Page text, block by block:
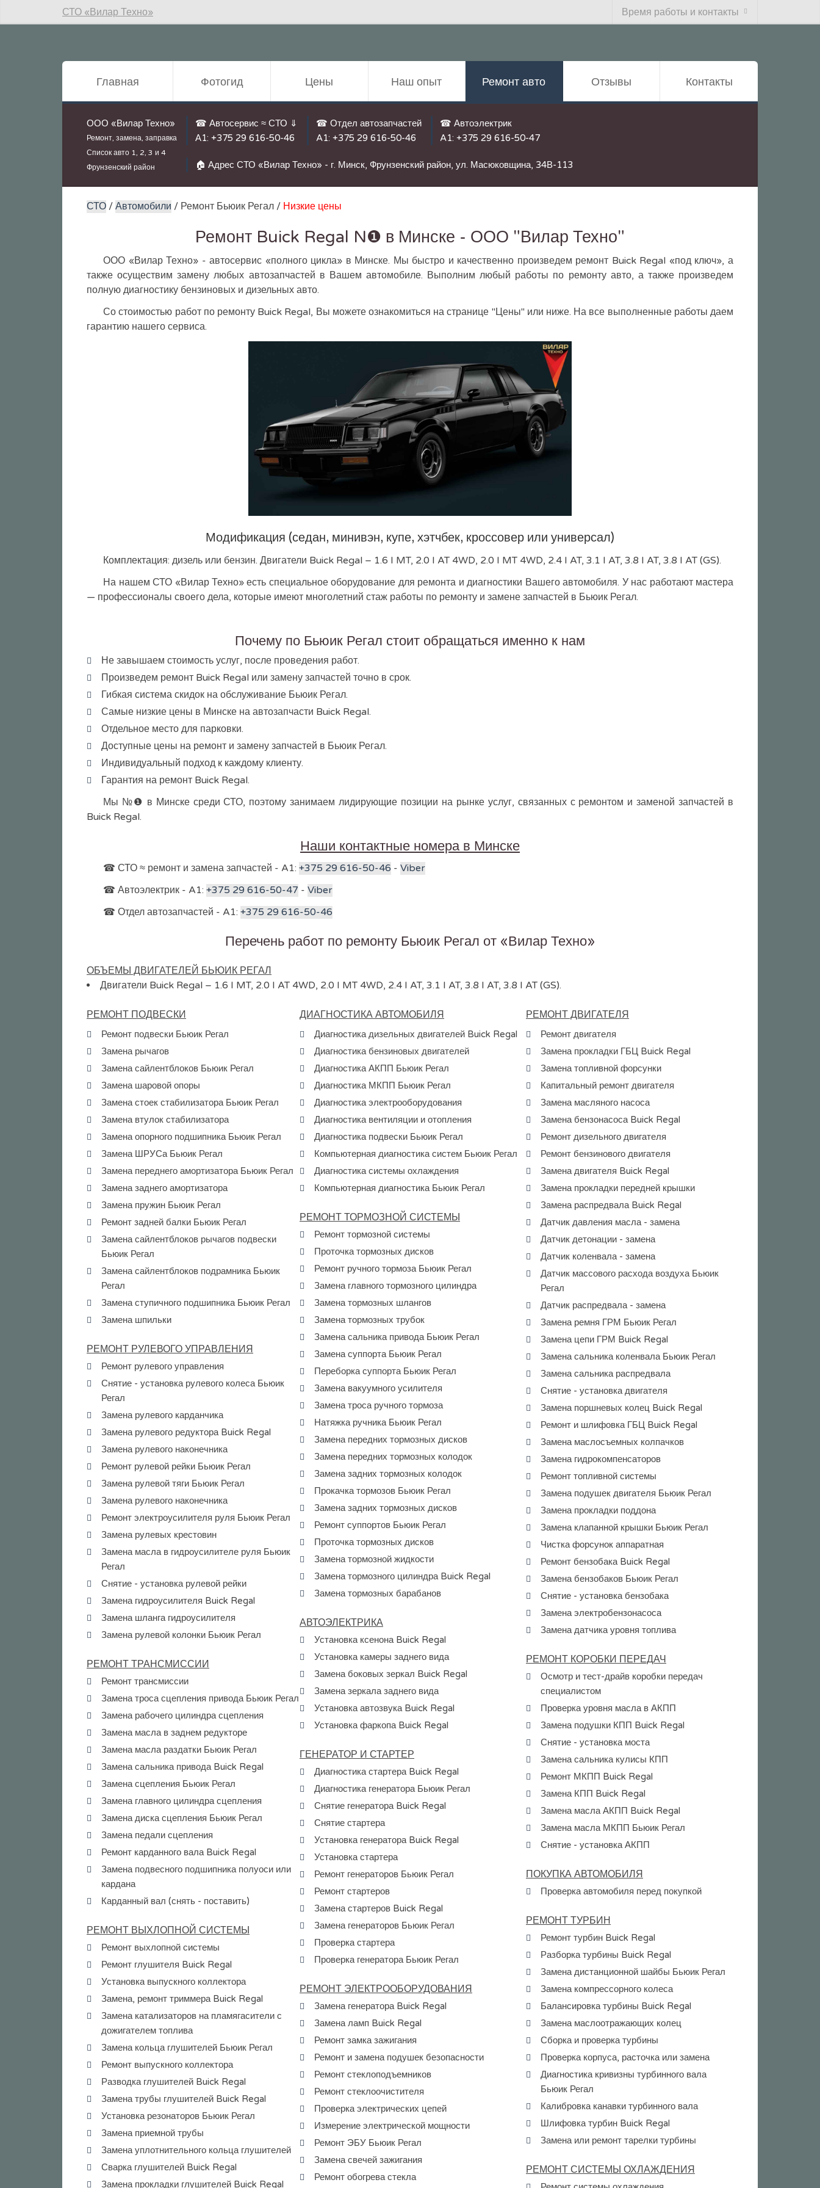
СТО «Вилар Техно» Время работы и контакты
Главная Фотогид Цены Наш опыт Ремонт авто Отзывы Контакты
ООО «Вилар Техно»
Ремонт, замена, заправка
Список авто 1, 2, 3 и 4
Фрунзенский район
☎ Автосервис ≈ СТО ⇓
А1: +375 29 616-50-46
☎ Отдел автозапчастей
A1: +375 29 616-50-46
☎ Автоэлектрик
A1: +375 29 616-50-47
🏠 Адрес СТО «Вилар Техно» - г. Минск, Фрунзенский район, ул. Масюковщина, 34В-113
СТО / Автомобили / Ремонт Бьюик Регал / Низкие цены
Ремонт Buick Regal N❶ в Минске - ООО "Вилар Техно"
ООО «Вилар Техно» - автосервис «полного цикла» в Минске. Мы быстро и качественно произведем ремонт Buick Regal «под ключ», а
также осуществим замену любых автозапчастей в Вашем автомобиле. Выполним любый работы по ремонту авто, а также произведем
полную диагностику бензиновых и дизельных авто.
Со стоимостью работ по ремонту Buick Regal, Вы можете ознакомиться на странице "Цены" или ниже. На все выполненные работы даем
гарантию нашего сервиса.
Модификация (седан, минивэн, купе, хэтчбек, кроссовер или универсал)
Комплектация: дизель или бензин. Двигатели Buick Regal – 1.6 I MT, 2.0 I AT 4WD, 2.0 I MT 4WD, 2.4 I AT, 3.1 I AT, 3.8 I AT, 3.8 I AT (GS).
На нашем СТО «Вилар Техно» есть специальное оборудование для ремонта и диагностики Вашего автомобиля. У нас работают мастера
— профессионалы своего дела, которые имеют многолетний стаж работы по ремонту и замене запчастей в Бьюик Регал.
Почему по Бьюик Регал стоит обращаться именно к нам
Не завышаем стоимость услуг, после проведения работ.
Произведем ремонт Buick Regal или замену запчастей точно в срок.
Гибкая система скидок на обслуживание Бьюик Регал.
Самые низкие цены в Минске на автозапчасти Buick Regal.
Отдельное место для парковки.
Доступные цены на ремонт и замену запчастей в Бьюик Регал.
Индивидуальный подход к каждому клиенту.
Гарантия на ремонт Buick Regal.
Мы №❶ в Минске среди СТО, поэтому занимаем лидирующие позиции на рынке услуг, связанных с ремонтом и заменой запчастей в
Buick Regal.
Наши контактные номера в Минске
☎ СТО ≈ ремонт и замена запчастей - A1:+375 29 616-50-46 -Viber
☎ Автоэлектрик - A1:+375 29 616-50-47 -Viber
☎ Отдел автозапчастей - A1:+375 29 616-50-46
Перечень работ по ремонту Бьюик Регал от «Вилар Техно»
ОБЪЕМЫ ДВИГАТЕЛЕЙ БЬЮИК РЕГАЛ
Двигатели Buick Regal – 1.6 I MT, 2.0 I AT 4WD, 2.0 I MT 4WD, 2.4 I AT, 3.1 I AT, 3.8 I AT, 3.8 I AT (GS).
РЕМОНТ ПОДВЕСКИ
Ремонт подвески Бьюик Регал
Замена рычагов
Замена сайлентблоков Бьюик Регал
Замена шаровой опоры
Замена стоек стабилизатора Бьюик Регал
Замена втулок стабилизатора
Замена опорного подшипника Бьюик Регал
Замена ШРУСа Бьюик Регал
Замена переднего амортизатора Бьюик Регал
Замена заднего амортизатора
Замена пружин Бьюик Регал
Ремонт задней балки Бьюик Регал
Замена сайлентблоков рычагов подвески
Бьюик Регал
Замена сайлентблоков подрамника Бьюик
Регал
Замена ступичного подшипника Бьюик Регал
Замена шпильки
РЕМОНТ РУЛЕВОГО УПРАВЛЕНИЯ
Ремонт рулевого управления
Снятие - установка рулевого колеса Бьюик
Регал
Замена рулевого карданчика
Замена рулевого редуктора Buick Regal
Замена рулевого наконечника
Ремонт рулевой рейки Бьюик Регал
Замена рулевой тяги Бьюик Регал
Замена рулевого наконечника
Ремонт электроусилителя руля Бьюик Регал
Замена рулевых крестовин
Замена масла в гидроусилителе руля Бьюик
Регал
Снятие - установка рулевой рейки
Замена гидроусилителя Buick Regal
Замена шланга гидроусилителя
Замена рулевой колонки Бьюик Регал
РЕМОНТ ТРАНСМИССИИ
Ремонт трансмиссии
Замена троса сцепления привода Бьюик Регал
Замена рабочего цилиндра сцепления
Замена масла в заднем редукторе
Замена масла раздатки Бьюик Регал
Замена сальника привода Buick Regal
Замена сцепления Бьюик Регал
Замена главного цилиндра сцепления
Замена диска сцепления Бьюик Регал
Замена педали сцепления
Ремонт карданного вала Buick Regal
Замена подвесного подшипника полуоси или
кардана
Карданный вал (снять - поставить)
РЕМОНТ ВЫХЛОПНОЙ СИСТЕМЫ
Ремонт выхлопной системы
Ремонт глушителя Buick Regal
Установка выпускного коллектора
Замена, ремонт триммера Buick Regal
Замена катализаторов на пламягасители с
дожигателем топлива
Замена кольца глушителей Бьюик Регал
Ремонт выпускного коллектора
Разводка глушителей Buick Regal
Замена трубы глушителей Buick Regal
Установка резонаторов Бьюик Регал
Замена приемной трубы
Замена уплотнительного кольца глушителей
Сварка глушителей Buick Regal
Замена прокладки глушителей Buick Regal
ДИАГНОСТИКА АВТОМОБИЛЯ
Диагностика дизельных двигателей Buick Regal
Диагностика бензиновых двигателей
Диагностика АКПП Бьюик Регал
Диагностика МКПП Бьюик Регал
Диагностика электрооборудования
Диагностика вентиляции и отопления
Диагностика подвески Бьюик Регал
Компьютерная диагностика систем Бьюик Регал
Диагностика системы охлаждения
Компьютерная диагностика Бьюик Регал
РЕМОНТ ТОРМОЗНОЙ СИСТЕМЫ
Ремонт тормозной системы
Проточка тормозных дисков
Ремонт ручного тормоза Бьюик Регал
Замена главного тормозного цилиндра
Замена тормозных шлангов
Замена тормозных трубок
Замена сальника привода Бьюик Регал
Замена суппорта Бьюик Регал
Переборка суппорта Бьюик Регал
Замена вакуумного усилителя
Замена троса ручного тормоза
Натяжка ручника Бьюик Регал
Замена передних тормозных дисков
Замена передних тормозных колодок
Замена задних тормозных колодок
Прокачка тормозов Бьюик Регал
Замена задних тормозных дисков
Ремонт суппортов Бьюик Регал
Проточка тормозных дисков
Замена тормозной жидкости
Замена тормозного цилиндра Buick Regal
Замена тормозных барабанов
АВТОЭЛЕКТРИКА
Установка ксенона Buick Regal
Установка камеры заднего вида
Замена боковых зеркал Buick Regal
Замена зеркала заднего вида
Установка автозвука Buick Regal
Установка фаркопа Buick Regal
ГЕНЕРАТОР И СТАРТЕР
Диагностика стартера Buick Regal
Диагностика генератора Бьюик Регал
Снятие генератора Buick Regal
Снятие стартера
Установка генератора Buick Regal
Установка стартера
Ремонт генераторов Бьюик Регал
Ремонт стартеров
Замена стартеров Buick Regal
Замена генераторов Бьюик Регал
Проверка стартера
Проверка генератора Бьюик Регал
РЕМОНТ ЭЛЕКТРООБОРУДОВАНИЯ
Замена генератора Buick Regal
Замена ламп Buick Regal
Ремонт замка зажигания
Ремонт и замена подушек безопасности
Ремонт стеклоподъемников
Ремонт стеклоочистителя
Проверка электрических цепей
Измерение электрической мощности
Ремонт ЭБУ Бьюик Регал
Замена свечей зажигания
Ремонт обогрева стекла
РЕМОНТ ДВИГАТЕЛЯ
Ремонт двигателя
Замена прокладки ГБЦ Buick Regal
Замена топливной форсунки
Капитальный ремонт двигателя
Замена масляного насоса
Замена бензонасоса Buick Regal
Ремонт дизельного двигателя
Ремонт бензинового двигателя
Замена двигателя Buick Regal
Замена прокладки передней крышки
Замена распредвала Buick Regal
Датчик давления масла - замена
Датчик детонации - замена
Датчик коленвала - замена
Датчик массового расхода воздуха Бьюик
Регал
Датчик распредвала - замена
Замена ремня ГРМ Бьюик Регал
Замена цепи ГРМ Buick Regal
Замена сальника коленвала Бьюик Регал
Замена сальника распредвала
Снятие - установка двигателя
Замена поршневых колец Buick Regal
Ремонт и шлифовка ГБЦ Buick Regal
Замена маслосъемных колпачков
Замена гидрокомпенсаторов
Ремонт топливной системы
Замена подушек двигателя Бьюик Регал
Замена прокладки поддона
Замена клапанной крышки Бьюик Регал
Чистка форсунок аппаратная
Ремонт бензобака Buick Regal
Замена бензобаков Бьюик Регал
Снятие - установка бензобака
Замена электробензонасоса
Замена датчика уровня топлива
РЕМОНТ КОРОБКИ ПЕРЕДАЧ
Осмотр и тест-драйв коробки передач
специалистом
Проверка уровня масла в АКПП
Замена подушки КПП Buick Regal
Снятие - установка моста
Замена сальника кулисы КПП
Ремонт МКПП Buick Regal
Замена КПП Buick Regal
Замена масла АКПП Buick Regal
Замена масла МКПП Бьюик Регал
Снятие - установка АКПП
ПОКУПКА АВТОМОБИЛЯ
Проверка автомобиля перед покупкой
РЕМОНТ ТУРБИН
Ремонт турбин Buick Regal
Разборка турбины Buick Regal
Замена дистанционной шайбы Бьюик Регал
Замена компрессорного колеса
Балансировка турбины Buick Regal
Замена маслоотражающих колец
Сборка и проверка турбины
Проверка корпуса, расточка или замена
Диагностика кривизны турбинного вала
Бьюик Регал
Калибровка канавки турбинного вала
Шлифовка турбин Buick Regal
Замена или ремонт тарелки турбины
РЕМОНТ СИСТЕМЫ ОХЛАЖДЕНИЯ